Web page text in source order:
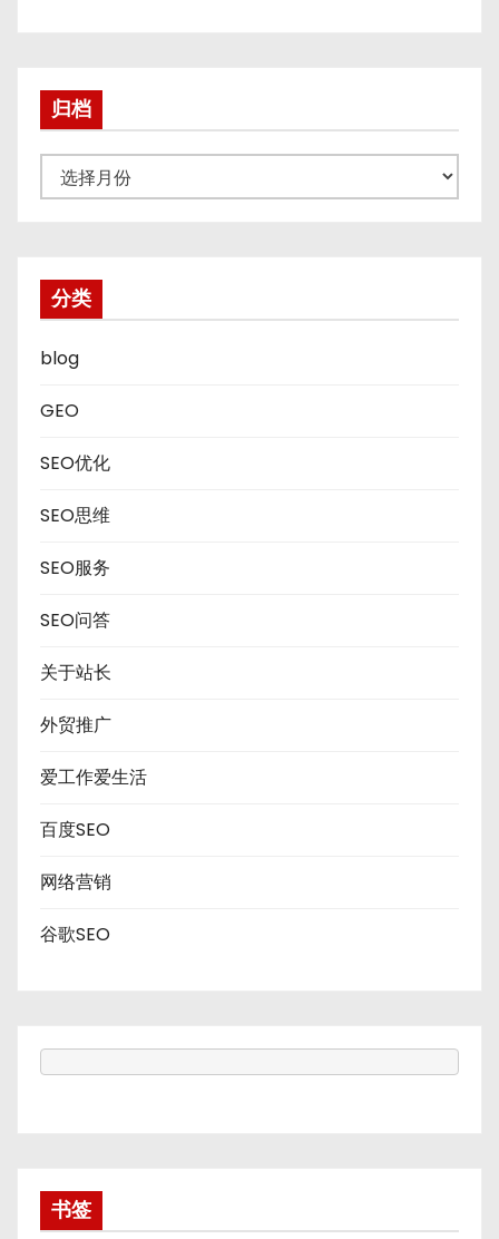
归档
档
分类
blog
GEO
SEO优化
SEO思维
SEO服务
SEO问答
关于站长
外贸推广
爱工作爱生活
百度SEO
网络营销
谷歌SEO
书签